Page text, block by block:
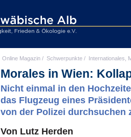
Online Magazin / Schwerpunkte / Internationales,
Morales in Wien:
Nicht einmal in den
das Flugzeug eines
von der Polizei durchsuchen
Von Lutz Herden